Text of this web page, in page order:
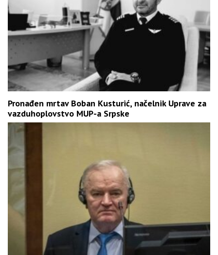
Pronađen mrtav Boban Kusturić, načelnik Uprave za
vazduhoplovstvo MUP-a Srpske